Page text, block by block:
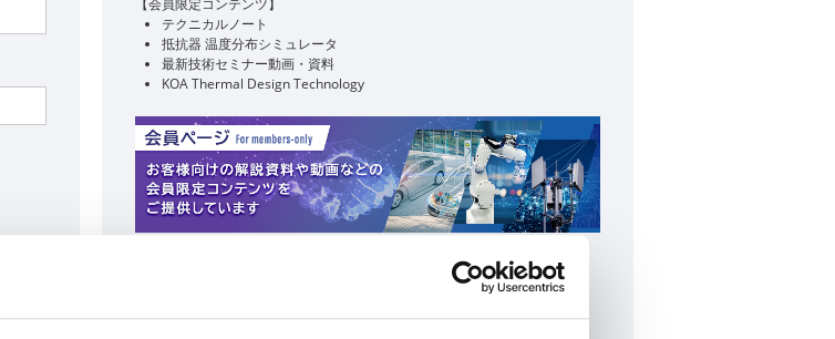
【会員限定コンテンツ】
テクニカルノート
抵抗器 温度分布シミュレータ
最新技術セミナー動画・資料
KOA Thermal Design Technology
会員登録に関するよくあるご質問はこちら